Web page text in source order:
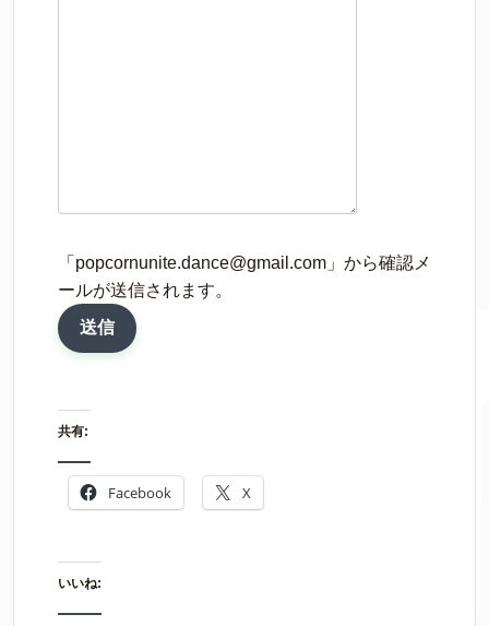
「popcornunite.dance@gmail.com」から確認メ
ールが送信されます。
共有:
Facebook X
いいね: